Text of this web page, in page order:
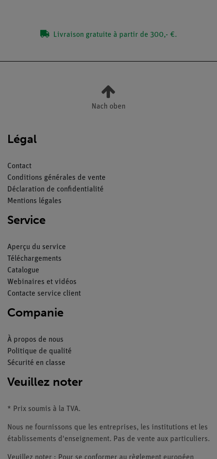
Livraison gratuite à partir de 300,- €.
Nach oben
Légal
Contact
Conditions générales de vente
Déclaration de confidentialité
Mentions légales
Service
Aperçu du service
Téléchargements
Catalogue
Webinaires et vidéos
Contacte service client
Companie
À propos de nous
Politique de qualité
Sécurité en classe
Veuillez noter
* Prix soumis à la TVA.
Nous ne fournissons que les entreprises, les institutions et les
établissements d'enseignement. Pas de vente aux particuliers.